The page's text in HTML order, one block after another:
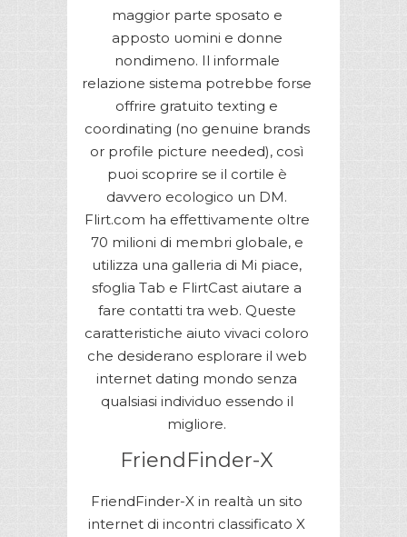
maggior parte sposato e
apposto uomini e donne
nondimeno. Il informale
relazione sistema potrebbe forse
offrire gratuito texting e
coordinating (no genuine brands
or profile picture needed), così
puoi scoprire se il cortile è
davvero ecologico un DM.
Flirt.com ha effettivamente oltre
70 milioni di membri globale, e
utilizza una galleria di Mi piace,
sfoglia Tab e FlirtCast aiutare a
fare contatti tra web. Queste
caratteristiche aiuto vivaci coloro
che desiderano esplorare il web
internet dating mondo senza
qualsiasi individuo essendo il
migliore.
FriendFinder-X
FriendFinder-X in realtà un sito
internet di incontri classificato X